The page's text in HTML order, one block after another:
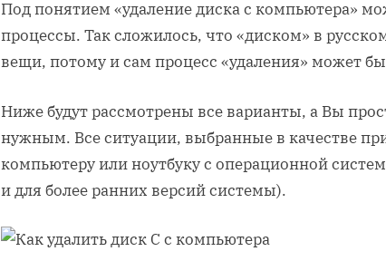
Под понятием «удаление диска с компьютера»
процессы. Так сложилось, что «диском» в
вещи, потому и сам процесс «удаления» может
Ниже будут рассмотрены все варианты, а Вы
нужным. Все ситуации, выбранные в качестве
компьютеру или ноутбуку с операционной
и для более ранних версий системы).